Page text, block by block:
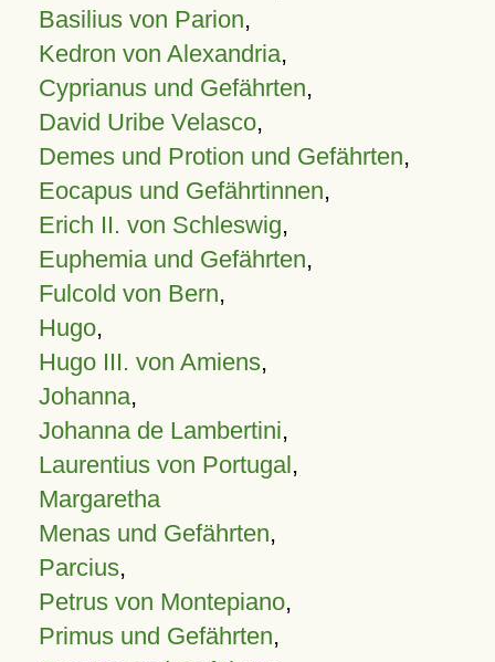
Basilius von Parion,
Kedron von Alexandria,
Cyprianus und Gefährten,
David Uribe Velasco,
Demes und Protion und Gefährten,
Eocapus und Gefährtinnen,
Erich II. von Schleswig,
Euphemia und Gefährten,
Fulcold von Bern,
Hugo,
Hugo III. von Amiens,
Johanna,
Johanna de Lambertini,
Laurentius von Portugal,
Margaretha
Menas und Gefährten,
Parcius,
Petrus von Montepiano,
Primus und Gefährten,